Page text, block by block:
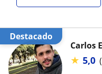
Destacado
Carlos
★ 5,0